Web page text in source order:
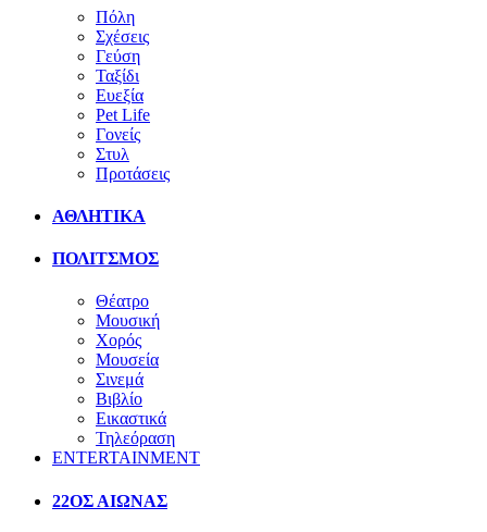
Πόλη
Σχέσεις
Γεύση
Ταξίδι
Ευεξία
Pet Life
Γονείς
Στυλ
Προτάσεις
ΑΘΛΗΤΙΚΑ
ΠΟΛΙΤΣΜΟΣ
Θέατρο
Μουσική
Χορός
Μουσεία
Σινεμά
Βιβλίο
Εικαστικά
Τηλεόραση
ENTERTAINMENT
22ΟΣ ΑΙΩΝΑΣ